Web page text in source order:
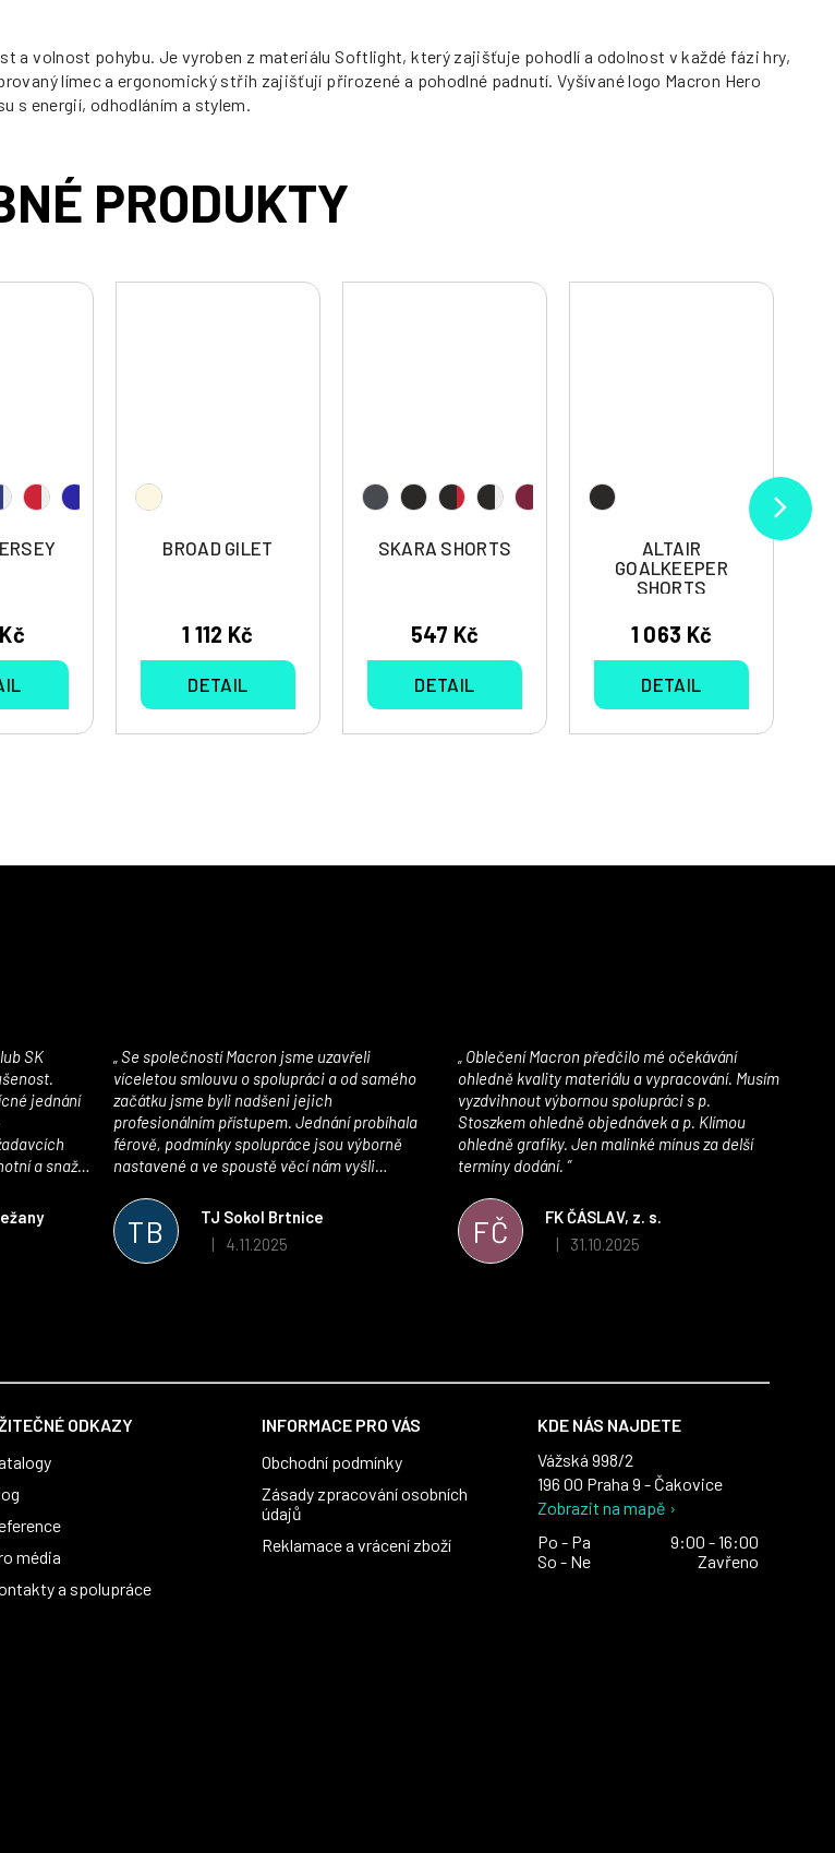
a volnost pohybu. Je vyroben z materiálu Softlight, který zajišťuje pohodlí a odolnost v každé fázi hry,
límec a ergonomický střih zajišťují přirozené a pohodlné padnutí. Vyšívané logo Macron Hero
s energií, odhodláním a stylem.
BROAD GILET
1 112 Kč
DETAIL
SKARA SHORTS
547 Kč
DETAIL
ALTAIR
GOALKEEPER
SHORTS
1 063 Kč
DETAIL
5 z 5 hvězdiček.
jednání
a snaží
TB
TJ Sokol Brtnice
Hodnocení obchodu je 5 z 5 hvězdiček.
4.11.2025
víceletou smlouvu o spolupráci a od samého
začátku jsme byli nadšeni jejich
profesionálním přístupem. Jednání probíhala
férově, podmínky spolupráce jsou výborně
nastavené a ve spoustě věcí nám vyšli
velmi kvalitní a příjemné na nošení. Velmi
oceňujeme také vytvoření klubového e-shopu,
který je perfektně zpracovaný a výrazně nám
FČ
FK ČÁSLAV, z. s.
Hodnocení obchodu je 5 z 5 hvězdiček.
31.10.2025
ohledně kvality materiálu a vypracování. Musím
vyzdvihnout výbornou spolupráci s p.
Stoszkem ohledně objednávek a p. Klímou
ohledně grafiky. Jen malinké mínus za delší
termíny dodání.
ODKAZY
média
a spolupráce
INFORMACE PRO VÁS
Obchodní podmínky
Zásady zpracování osobních
údajů
Reklamace a vrácení zboží
KDE NÁS NAJDETE
Vážská 998/2
196 00 Praha 9 - Čakovice
Zobrazit na mapě ›
Po - Pa
9:00 - 16:00
So - Ne
Zavřeno